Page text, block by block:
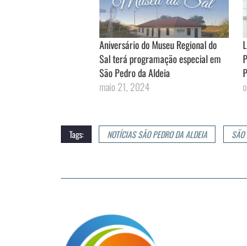
Aniversário do Museu Regional do
Sal terá programação especial em
São Pedro da Aldeia
maio 21, 2024
Tags: NOTÍCIAS SÃO PEDRO DA ALDEIA SÃO